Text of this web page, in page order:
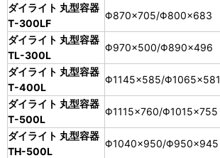
ダイライト 丸型容器
T-300LF
Φ870×705/Φ800×683
ダイライト 丸型容器
TL-300L
Φ970×500/Φ890×496
ダイライト 丸型容器
T-400L
Φ1145×585/Φ1065×581
ダイライト 丸型容器
T-500L
Φ1115×760/Φ1015×755
ダイライト 丸型容器
TH-500L
Φ1040×950/Φ950×945